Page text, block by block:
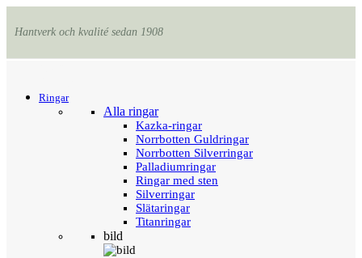
Hantverk och kvalité sedan 1908
Ringar
Alla ringar
Kazka-ringar
Norrbotten Guldringar
Norrbotten Silverringar
Palladiumringar
Ringar med sten
Silverringar
Slätaringar
Titanringar
bild